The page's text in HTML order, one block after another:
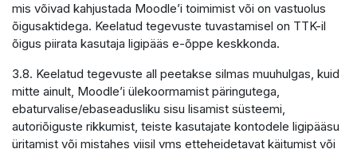
mis võivad kahjustada Moodle’i toimimist või on vastuolus
õigusaktidega. Keelatud tegevuste tuvastamisel on TTK-il
õigus piirata kasutaja ligipääs e-õppe keskkonda.
3.8. Keelatud tegevuste all peetakse silmas muuhulgas, kuid
mitte ainult, Moodle’i ülekoormamist päringutega,
ebaturvalise/ebaseadusliku sisu lisamist süsteemi,
autoriõiguste rikkumist, teiste kasutajate kontodele ligipääsu
üritamist või mistahes viisil vms etteheidetavat käitumist või